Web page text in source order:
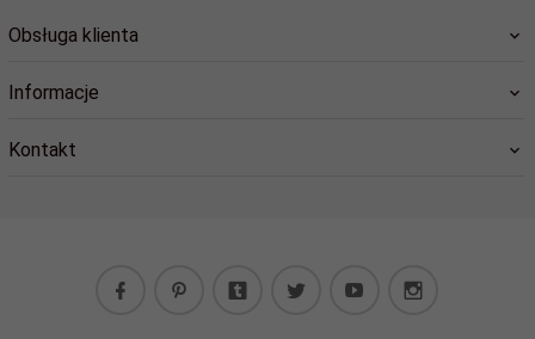
Obsługa klienta
Informacje
Kontakt